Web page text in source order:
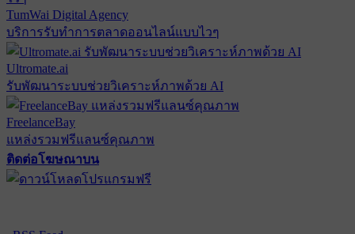
TumWai Digital Agency
บริการรับทำการตลาดออนไลน์แบบไวๆ
Ultromate.ai
รับพัฒนาระบบช่วยวิเคราะห์ภาพด้วย AI
FreelanceBay
แหล่งรวมฟรีแลนซ์คุณภาพ
ติดต่อโฆษณาบน